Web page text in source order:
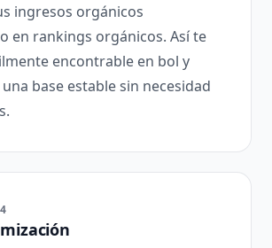
ingresos orgánicos
en rankings orgánicos. Así te
encontrable en bol y
base estable sin necesidad